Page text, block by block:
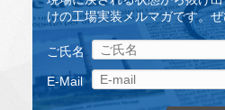
けの工場実装メルマガです。
ご氏名
E-Mail